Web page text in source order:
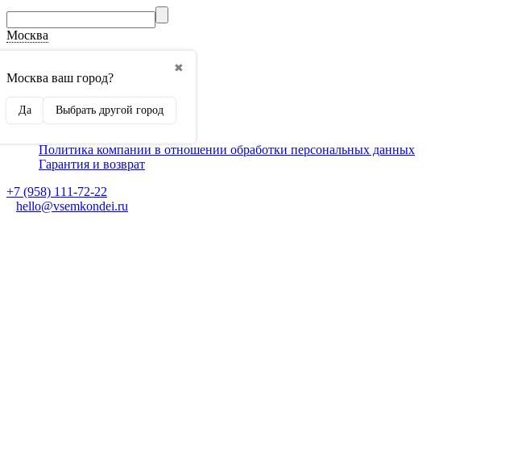
Москва
✖
Москва ваш город?
Да Выбрать другой город
Способы оплаты
Монтаж кондиционеров
Для партнеров
Политика компании в отношении обработки персональных данных
Гарантия и возврат
+7 (958) 111-72-22
hello@vsemkondei.ru